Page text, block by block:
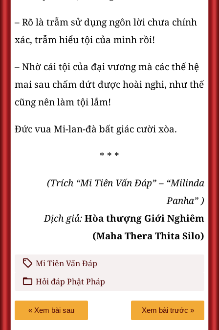
– Rõ là trẫm sử dụng ngôn lời chưa chính
xác, trẫm hiểu tội của mình rồi!
– Nhờ cái tội của đại vương mà các thế hệ
mai sau chấm dứt được hoài nghi, như thế
cũng nên làm tội lắm!
Đức vua Mi-lan-đà bất giác cười xòa.
* * *
(Trích “Mi Tiên Vấn Ðáp” – “Milinda
Panha” )
Dịch giả:Hòa thượng Giới Nghiêm
(Maha Thera Thita Silo)
Mi Tiên Vấn Đáp
Hỏi đáp Phật Pháp
« Xem bài sau Xem bài trước »